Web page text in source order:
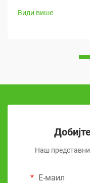
Види више
Наш
Е-маил